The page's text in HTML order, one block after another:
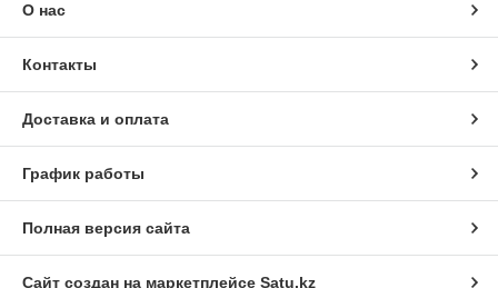
О нас
Контакты
Доставка и оплата
График работы
Полная версия сайта
Сайт создан на маркетплейсе Satu.kz